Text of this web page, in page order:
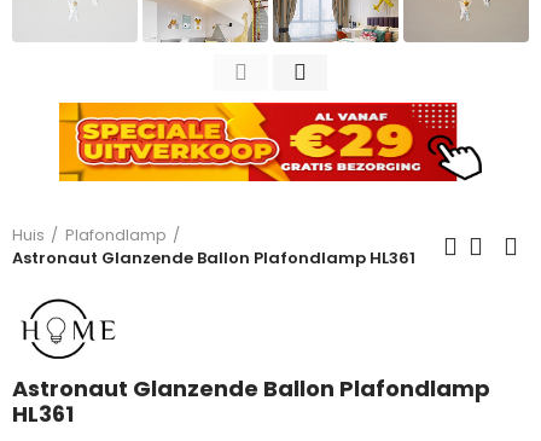
Huis
Plafondlamp
Astronaut Glanzende Ballon Plafondlamp HL361
Astronaut Glanzende Ballon Plafondlamp
HL361